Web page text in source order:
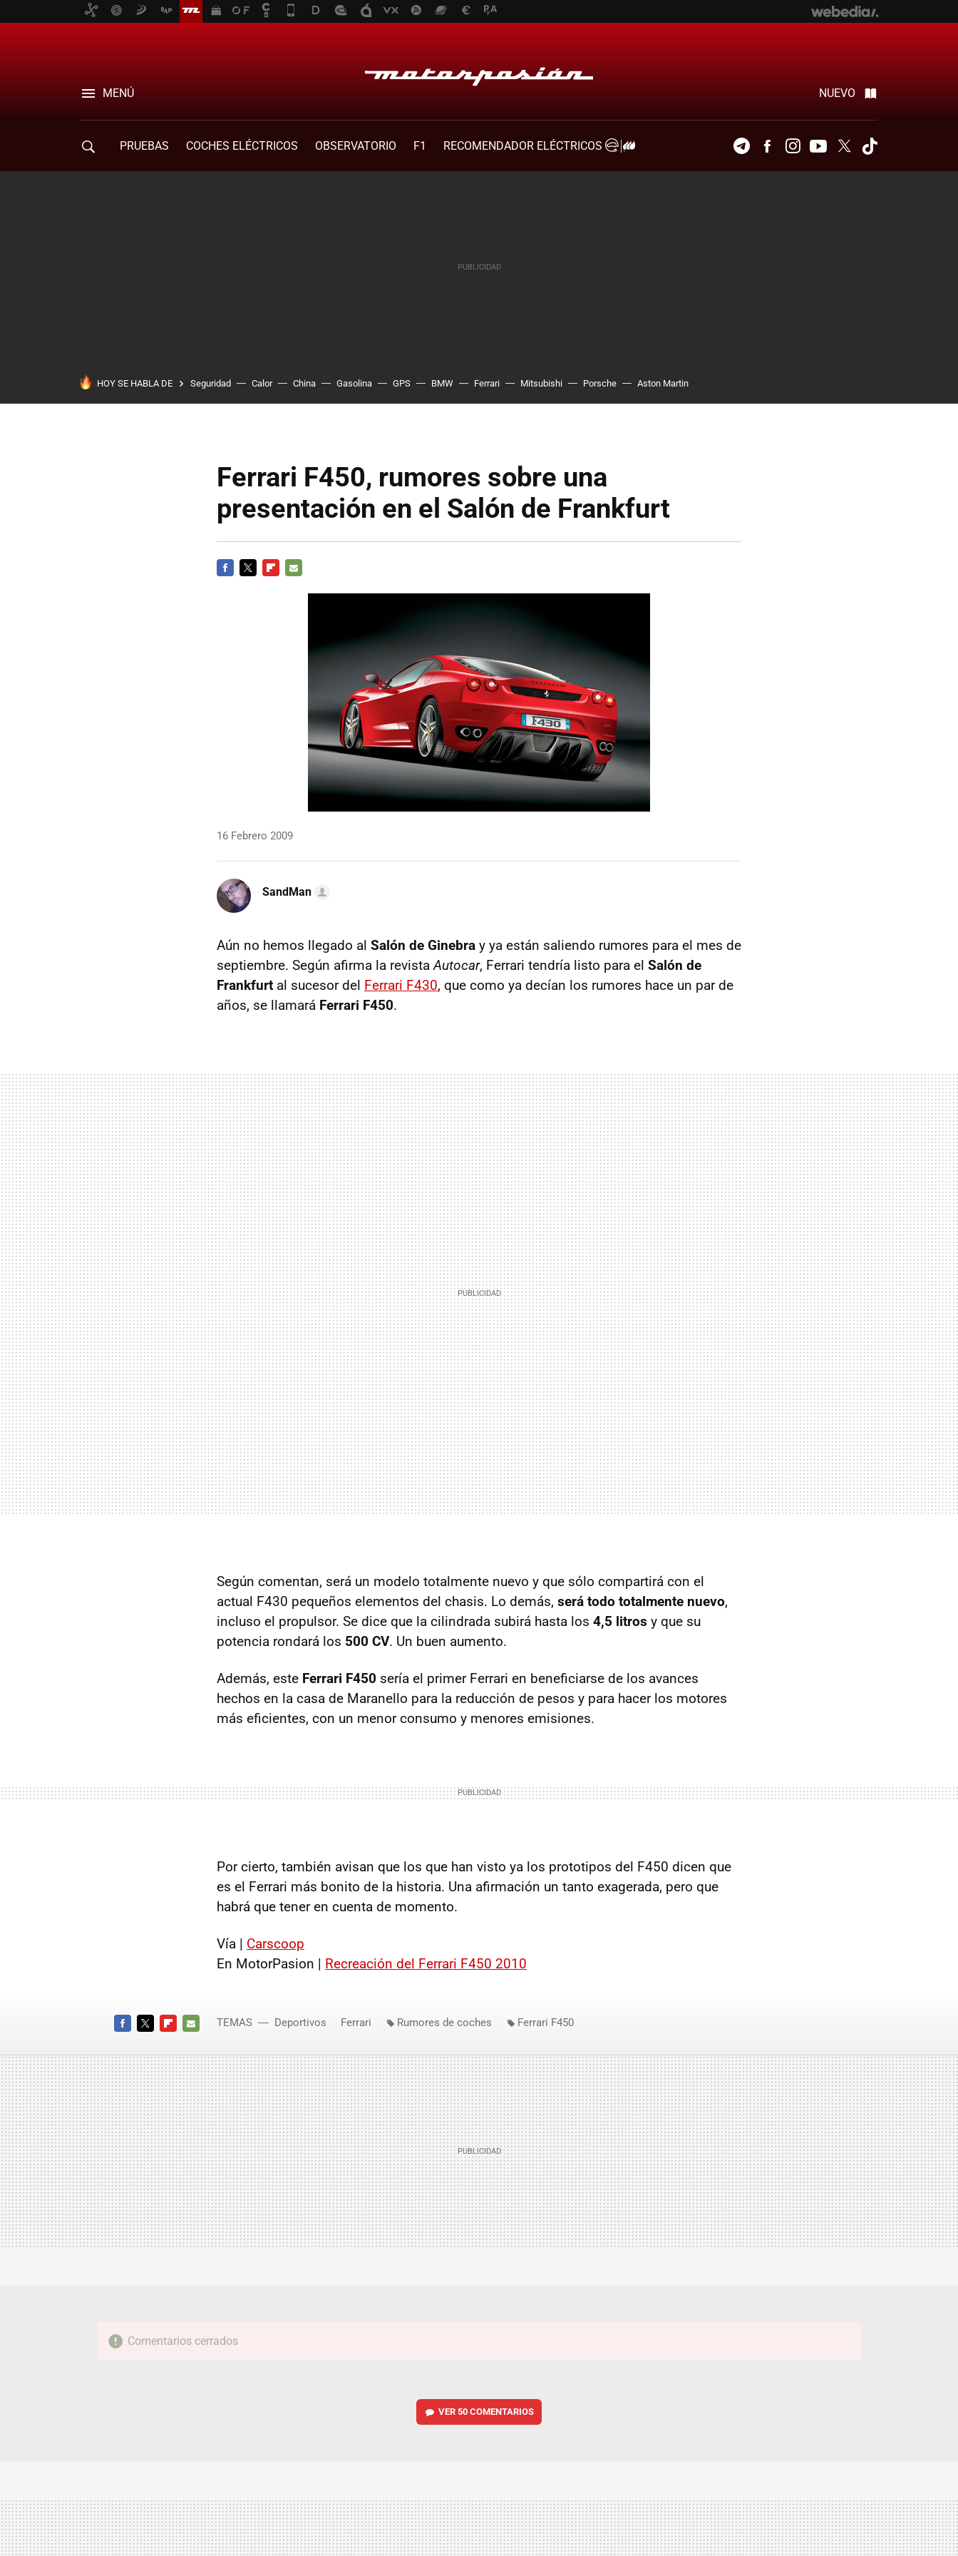
MENÚ NUEVO
PRUEBAS COCHES ELÉCTRICOS OBSERVATORIO F1
RECOMENDADOR ELÉCTRICOS
TelegramFacebookInstagramYoutubeTwitter
HOY SE HABLA DE Seguridad Calor China Gasolina GPS BMW Ferrari Mitsubishi Porsche Aston Martin
Ferrari F450, rumores sobre una
presentación en el Salón de Frankfurt
16 Febrero 2009
SandMan
Aún no hemos llegado al Salón de Ginebra y ya están saliendo rumores para el mes de
septiembre. Según afirma la revistaAutocar, Ferrari tendría listo para el Salón de
Frankfurt al sucesor del Ferrari F430, que como ya decían los rumores hace un par de
años, se llamará Ferrari F450.
Según comentan, será un modelo totalmente nuevo y que sólo compartirá con el
actual F430 pequeños elementos del chasis. Lo demás, será todo totalmente nuevo,
incluso el propulsor. Se dice que la cilindrada subirá hasta los 4,5 litros y que su
potencia rondará los 500 CV. Un buen aumento.
Además, este Ferrari F450 sería el primer Ferrari en beneficiarse de los avances
hechos en la casa de Maranello para la reducción de pesos y para hacer los motores
más eficientes, con un menor consumo y menores emisiones.
Por cierto, también avisan que los que han visto ya los prototipos del F450 dicen que
es el Ferrari más bonito de la historia. Una afirmación un tanto exagerada, pero que
habrá que tener en cuenta de momento.
Vía | Carscoop
En MotorPasion | Recreación del Ferrari F450 2010
MAIL
TEMAS Deportivos Ferrari Rumores de coches Ferrari F450
Comentarios cerrados
VER 50 COMENTARIOS